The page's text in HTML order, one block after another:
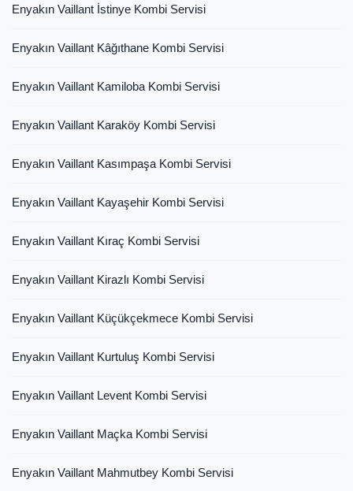
Enyakın Vaillant İstinye Kombi Servisi
Enyakın Vaillant Kâğıthane Kombi Servisi
Enyakın Vaillant Kamiloba Kombi Servisi
Enyakın Vaillant Karaköy Kombi Servisi
Enyakın Vaillant Kasımpaşa Kombi Servisi
Enyakın Vaillant Kayaşehir Kombi Servisi
Enyakın Vaillant Kıraç Kombi Servisi
Enyakın Vaillant Kirazlı Kombi Servisi
Enyakın Vaillant Küçükçekmece Kombi Servisi
Enyakın Vaillant Kurtuluş Kombi Servisi
Enyakın Vaillant Levent Kombi Servisi
Enyakın Vaillant Maçka Kombi Servisi
Enyakın Vaillant Mahmutbey Kombi Servisi